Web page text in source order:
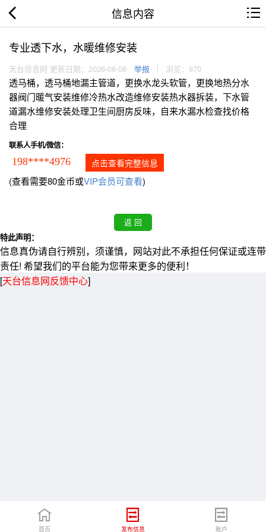
信息内容
专业透下水，水暖维修安装
天台信息网 更新日期：2026-08-08 举报 浏览：870
透马桶，透马桶地漏主管道，更换水龙头软管，更换地热分水
器阀门暖气安装维修冷热水改造维修安装热水器拆装，下水管
道漏水维修安装处理卫生间厨房反味，自来水漏水检查找价格
合理
联系人手机/微信：
198****4976 点击查看完整信息
(查看需要80金币或VIP会员可查看)
特此声明：
信息真伪请自行辨别，须谨慎，网站对此不承担任何保证或连带
责任! 希望我们的平台能为您带来更多的便利！
[天台信息网反馈中心]
首页 发布信息 账户